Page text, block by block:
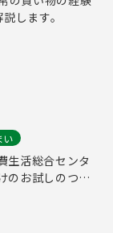
します。
い
生活総合センタ
のお試しのつも
…定期購入編